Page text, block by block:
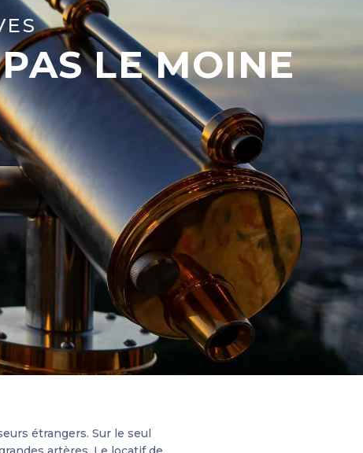
LE MOINE
étrangers. Sur le seul